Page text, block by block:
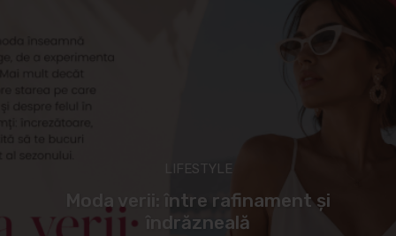
LIFESTYLE
Moda verii: între rafinament și
îndrăzneală